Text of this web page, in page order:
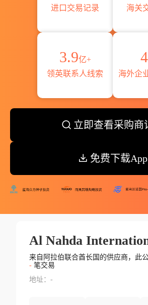
进口交易记录
海关
3.9亿+
领英联系人线索
4
海外企
立即查看采购商
免费下载App
来自阿拉伯联合酋长国的供应商，此
-笔交易
地址：-